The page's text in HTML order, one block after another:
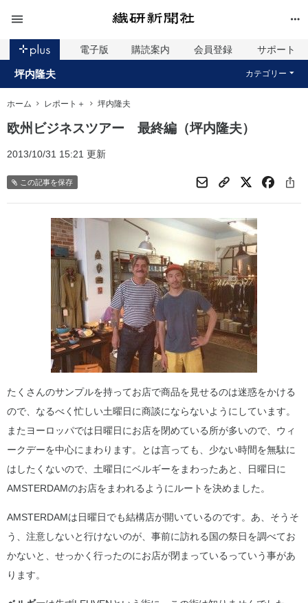
電子版 購読案内 会員登録 サポート
坪内隆夫 カテゴリー
ホーム レポート＋ 坪内隆夫
欧州ビジネスツアー 最終編（坪内隆夫）
2013/10/31 15:21 更新
この記事を保存
たくさんのサンプルを持ってお店で商品を見せるのは迷惑をかける
ので、なるべく忙しい土曜日に商談にならないようにしています。
またヨーロッパでは日曜日にお店を閉めている所が多いので、ウィ
ークデーを中心にまわります。とは言っても、少ない時間を無駄に
はしたくないので、土曜日にベルギーをまわったあと、日曜日に
AMSTERDAMのお店をまわれるようにルートを決めました。
AMSTERDAMは日曜日でも結構店が開いているのです。あ、そうそ
う、注意しないと行けないのが、事前に訪れる国の祭日を調べてお
かないと、せっかく行ったのにお店が閉まっているっていう事があ
ります。